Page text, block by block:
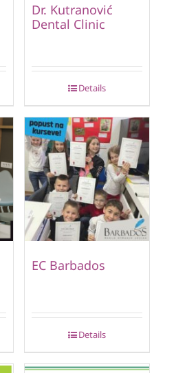
Dr. Kutranović
Dental Clinic
Details
EC Barbados
Details